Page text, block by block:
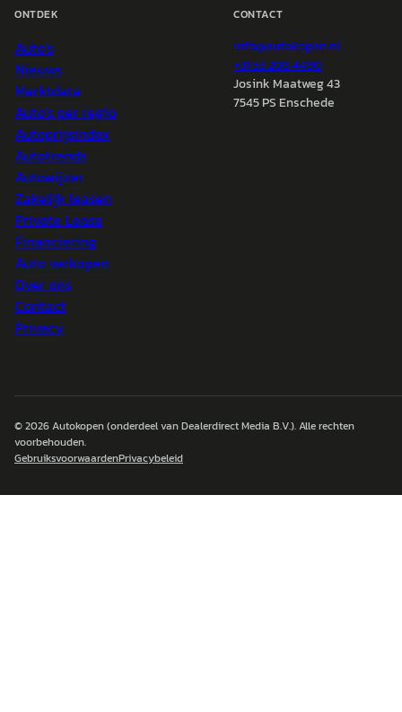
ONTDEK
Auto's
Nieuws
Marktdata
Auto's per regio
Autoprijsindex
Autotrends
Autowijzer
Zakelijk leasen
Private Lease
Financiering
Auto verkopen
Over ons
Contact
Privacy
CONTACT
info@autokopen.nl
+31 53 208 4490
Josink Maatweg 43
7545 PS Enschede
© 2026Autokopen(onderdeel van Dealerdirect Media B.V.). Alle rechten
voorbehouden.
GebruiksvoorwaardenPrivacybeleid